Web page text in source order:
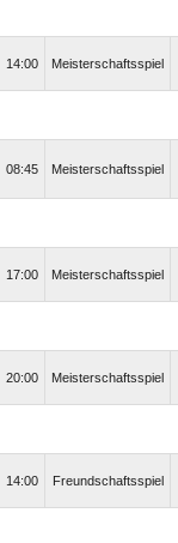
14:00 Meisterschaftsspiel
08:45 Meisterschaftsspiel
17:00 Meisterschaftsspiel
20:00 Meisterschaftsspiel
14:00 Freundschaftsspiel